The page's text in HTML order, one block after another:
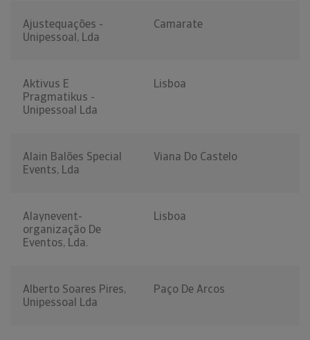
Ajustequações -
Unipessoal, Lda
Camarate
Aktivus E
Pragmatikus -
Unipessoal Lda
Lisboa
Alain Balões Special
Events, Lda
Viana Do Castelo
Alaynevent-
organização De
Eventos, Lda.
Lisboa
Alberto Soares Pires,
Unipessoal Lda
Paço De Arcos